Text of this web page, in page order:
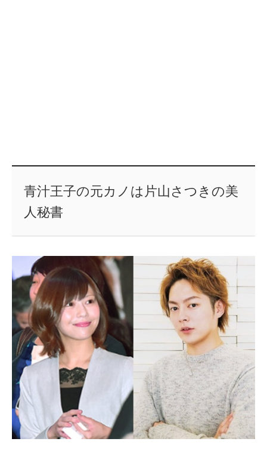
青汁王子の元カノは片山さつきの美
人秘書